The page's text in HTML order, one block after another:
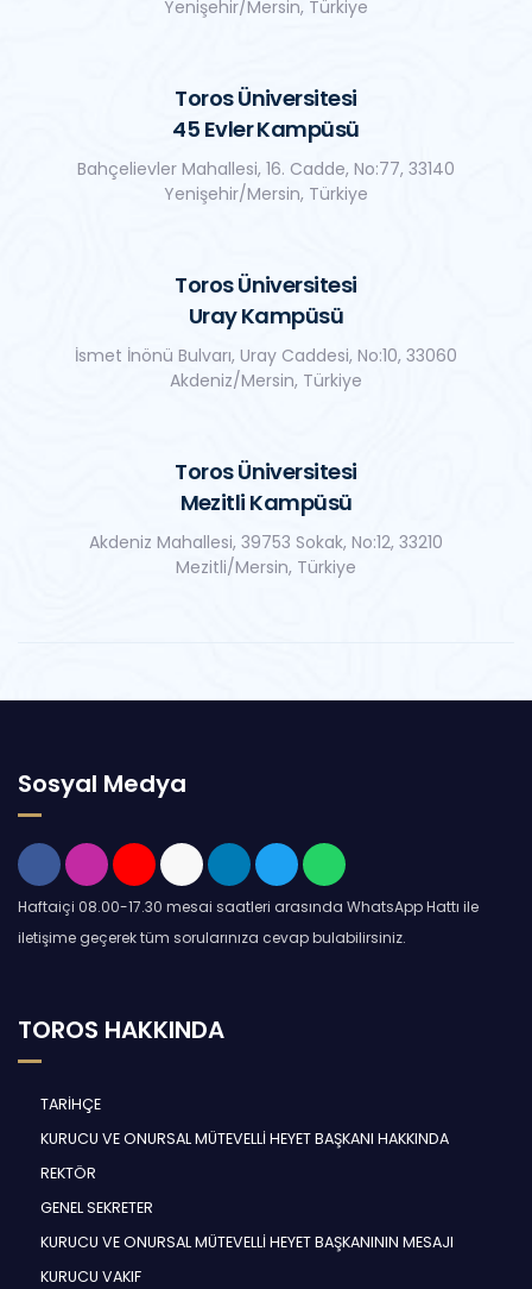
Yenişehir/Mersin, Türkiye
Toros Üniversitesi
45 Evler Kampüsü
Bahçelievler Mahallesi, 16. Cadde, No:77, 33140
Yenişehir/Mersin, Türkiye
Toros Üniversitesi
Uray Kampüsü
İsmet İnönü Bulvarı, Uray Caddesi, No:10, 33060
Akdeniz/Mersin, Türkiye
Toros Üniversitesi
Mezitli Kampüsü
Akdeniz Mahallesi, 39753 Sokak, No:12, 33210
Mezitli/Mersin, Türkiye
Sosyal Medya
Haftaiçi 08.00-17.30 mesai saatleri arasında WhatsApp Hattı ile
iletişime geçerek tüm sorularınıza cevap bulabilirsiniz.
TOROS HAKKINDA
TARİHÇE
KURUCU VE ONURSAL MÜTEVELLİ HEYET BAŞKANI HAKKINDA
REKTÖR
GENEL SEKRETER
KURUCU VE ONURSAL MÜTEVELLİ HEYET BAŞKANININ MESAJI
KURUCU VAKIF